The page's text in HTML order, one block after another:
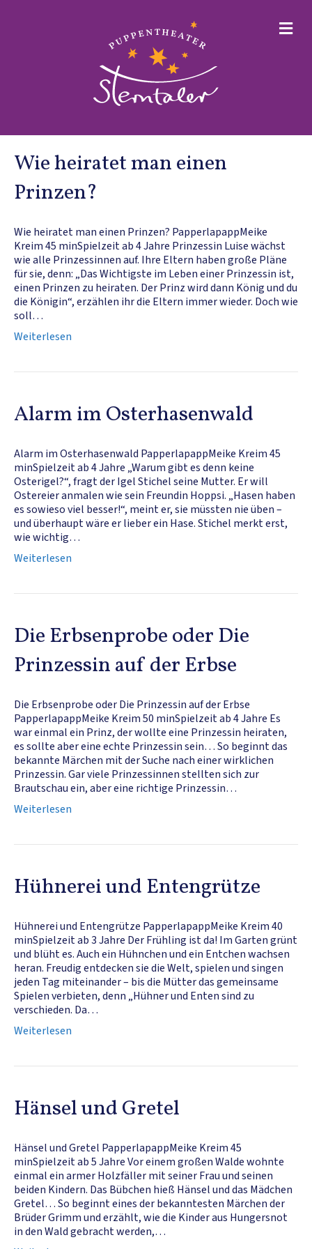
Wie heiratet man einen
Prinzen?
Wie heiratet man einen Prinzen? PapperlapappMeike
Kreim 45 minSpielzeit ab 4 Jahre Prinzessin Luise wächst
wie alle Prinzessinnen auf. Ihre Eltern haben große Pläne
für sie, denn: „Das Wichtigste im Leben einer Prinzessin ist,
einen Prinzen zu heiraten. Der Prinz wird dann König und du
die Königin“, erzählen ihr die Eltern immer wieder. Doch wie
soll…
Weiterlesen
Alarm im Osterhasenwald
Alarm im Osterhasenwald PapperlapappMeike Kreim 45
minSpielzeit ab 4 Jahre „Warum gibt es denn keine
Osterigel?“, fragt der Igel Stichel seine Mutter. Er will
Ostereier anmalen wie sein Freundin Hoppsi. „Hasen haben
es sowieso viel besser!“, meint er, sie müssten nie üben –
und überhaupt wäre er lieber ein Hase. Stichel merkt erst,
wie wichtig…
Weiterlesen
Die Erbsenprobe oder Die
Prinzessin auf der Erbse
Die Erbsenprobe oder Die Prinzessin auf der Erbse
PapperlapappMeike Kreim 50 minSpielzeit ab 4 Jahre Es
war einmal ein Prinz, der wollte eine Prinzessin heiraten,
es sollte aber eine echte Prinzessin sein… So beginnt das
bekannte Märchen mit der Suche nach einer wirklichen
Prinzessin. Gar viele Prinzessinnen stellten sich zur
Brautschau ein, aber eine richtige Prinzessin…
Weiterlesen
Hühnerei und Entengrütze
Hühnerei und Entengrütze PapperlapappMeike Kreim 40
minSpielzeit ab 3 Jahre Der Frühling ist da! Im Garten grünt
und blüht es. Auch ein Hühnchen und ein Entchen wachsen
heran. Freudig entdecken sie die Welt, spielen und singen
jeden Tag miteinander – bis die Mütter das gemeinsame
Spielen verbieten, denn „Hühner und Enten sind zu
verschieden. Da…
Weiterlesen
Hänsel und Gretel
Hänsel und Gretel PapperlapappMeike Kreim 45
minSpielzeit ab 5 Jahre Vor einem großen Walde wohnte
einmal ein armer Holzfäller mit seiner Frau und seinen
beiden Kindern. Das Bübchen hieß Hänsel und das Mädchen
Gretel… So beginnt eines der bekanntesten Märchen der
Brüder Grimm und erzählt, wie die Kinder aus Hungersnot
in den Wald gebracht werden,…